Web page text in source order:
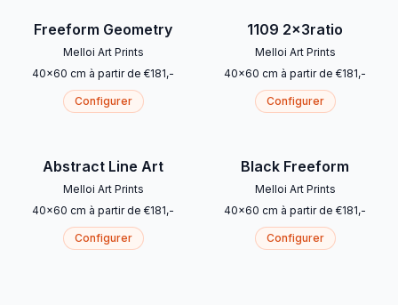
Freeform Geometry
Melloi Art Prints
40x60 cm à partir de €181,-
Configurer
1109 2x3ratio
Melloi Art Prints
40x60 cm à partir de €181,-
Configurer
Abstract Line Art
Melloi Art Prints
40x60 cm à partir de €181,-
Configurer
Black Freeform
Melloi Art Prints
40x60 cm à partir de €181,-
Configurer